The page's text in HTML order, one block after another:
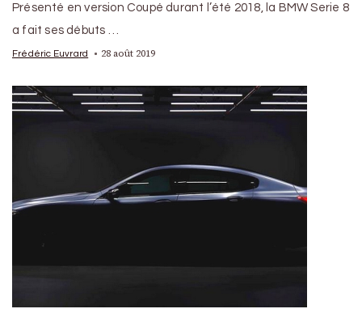
Présenté en version Coupé durant l’été 2018, la BMW Serie 8
a fait ses débuts …
Frédéric Euvrard 28 août 2019